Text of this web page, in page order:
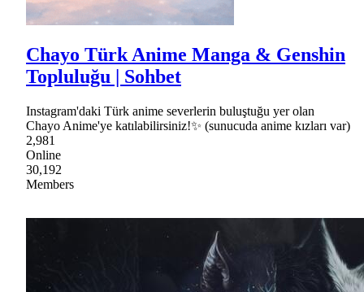
Chayo Türk Anime Manga & Genshin
Topluluğu | Sohbet
Instagram'daki Türk anime severlerin buluştuğu yer olan
Chayo Anime'ye katılabilirsiniz!✨ (sunucuda anime kızları var)
2,981
Online
30,192
Members